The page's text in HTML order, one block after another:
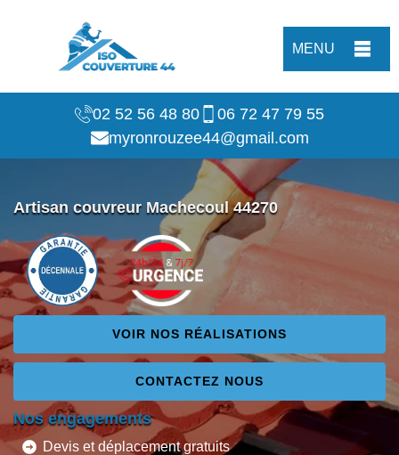
MENU
02 52 56 48 80
06 72 47 79 55
myronrouzee44@gmail.com
Artisan couvreur Machecoul 44270
VOIR NOS RÉALISATIONS
CONTACTEZ NOUS
Nos engagements
Devis et déplacement gratuits